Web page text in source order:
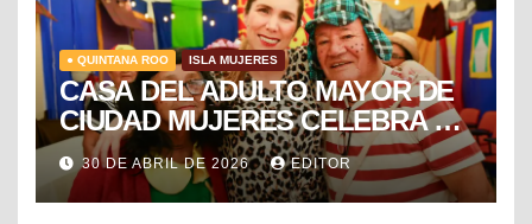
● QUINTANA ROO ISLA MUJERES
CASA DEL ADULTO MAYOR DE
CIUDAD MUJERES CELEBRA EL
DÍA DEL NIÑO Y LA NIÑA CON
PUESTA EN ESCENA DE LA
VECINDAD DEL CHAVO
30 DE ABRIL DE 2026 EDITOR